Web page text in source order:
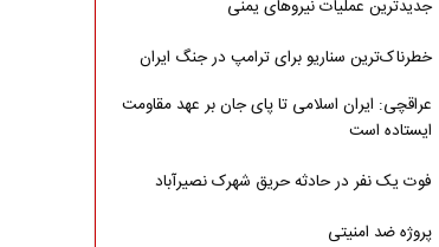
جدیدترین عملیات نیروهای یمنی
خطرناک‌ترین سناریو برای ترامپ در جنگ ایران
عراقچی: ایران اسلامی تا پای جان بر عهد مقاومت
ایستاده است
فوت یک نفر در حادثه حریق شهرک نصیرآباد
پروژه ضد امنیتی